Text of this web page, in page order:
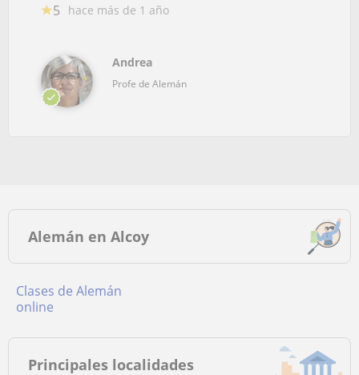
5 hace más de 1 año
Andrea
Profe de Alemán
Alemán en Alcoy
Clases de Alemán
online
Principales localidades